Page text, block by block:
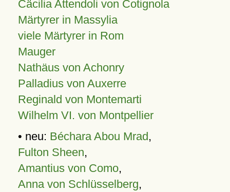
Cäcilia Attendoli von Cotignola
Märtyrer in Massylia
viele Märtyrer in Rom
Mauger
Nathäus von Achonry
Palladius von Auxerre
Reginald von Montemarti
Wilhelm VI. von Montpellier
• neu: Béchara Abou Mrad,
Fulton Sheen,
Amantius von Como,
Anna von Schlüsselberg,